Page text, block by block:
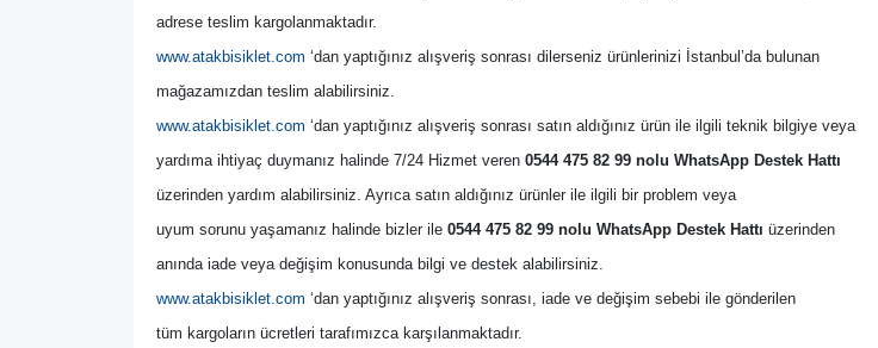
adrese teslim kargolanmaktadır.
www.atakbisiklet.com ‘dan yaptığınız alışveriş sonrası dilerseniz ürünlerinizi İstanbul’da bulunan
mağazamızdan teslim alabilirsiniz.
www.atakbisiklet.com ‘dan yaptığınız alışveriş sonrası satın aldığınız ürün ile ilgili teknik bilgiye veya
yardıma ihtiyaç duymanız halinde 7/24 Hizmet veren 0544 475 82 99 nolu WhatsApp Destek Hattı
üzerinden yardım alabilirsiniz. Ayrıca satın aldığınız ürünler ile ilgili bir problem veya
uyum sorunu yaşamanız halinde bizler ile 0544 475 82 99 nolu WhatsApp Destek Hattı üzerinden
anında iade veya değişim konusunda bilgi ve destek alabilirsiniz.
www.atakbisiklet.com ‘dan yaptığınız alışveriş sonrası, iade ve değişim sebebi ile gönderilen
tüm kargoların ücretleri tarafımızca karşılanmaktadır.